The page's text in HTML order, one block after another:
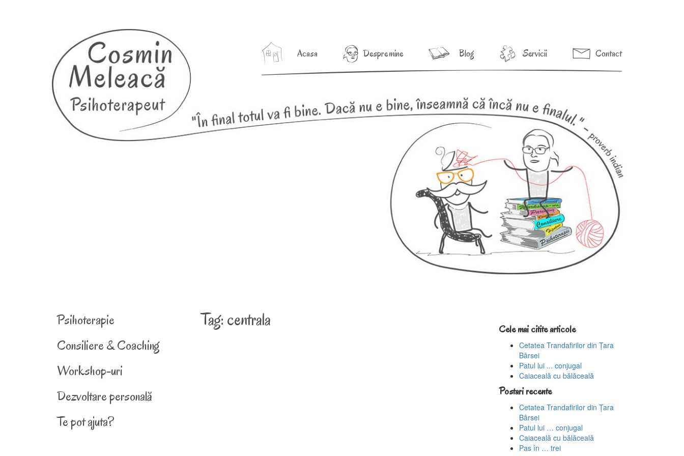
Acasa Despre mine Blog Servicii Contact
Psihoterapie
Consiliere & Coaching
Workshop-uri
Dezvoltare personală
Te pot ajuta?
Tag: centrala Cele mai citite articole
Cetatea Trandafirilor din Țara
Bârsei
Patul lui ... conjugal
Caiaceală cu bălăceală
Postari recente
Cetatea Trandafirilor din Țara
Bârsei
Patul lui … conjugal
Caiaceală cu bălăceală
Pas în … trei